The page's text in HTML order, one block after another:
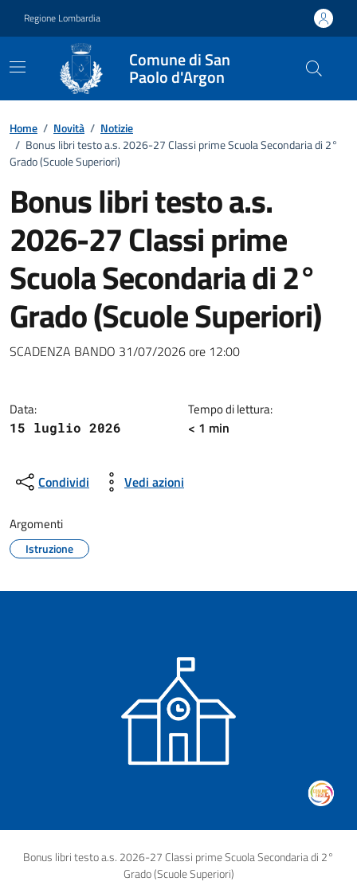
Regione Lombardia
Comune di San
Paolo d'Argon
Home / Novità / Notizie
/ Bonus libri testo a.s. 2026-27 Classi prime Scuola Secondaria di 2°
Grado (Scuole Superiori)
Bonus libri testo a.s.
2026-27 Classi prime
Scuola Secondaria di 2°
Grado (Scuole Superiori)
Dettagli della notizia
SCADENZA BANDO 31/07/2026 ore 12:00
Data:
15 luglio 2026
Tempo di lettura:
< 1 min
Condividi Vedi azioni
Argomenti
Istruzione
Bonus libri testo a.s. 2026-27 Classi prime Scuola Secondaria di 2°
Grado (Scuole Superiori)